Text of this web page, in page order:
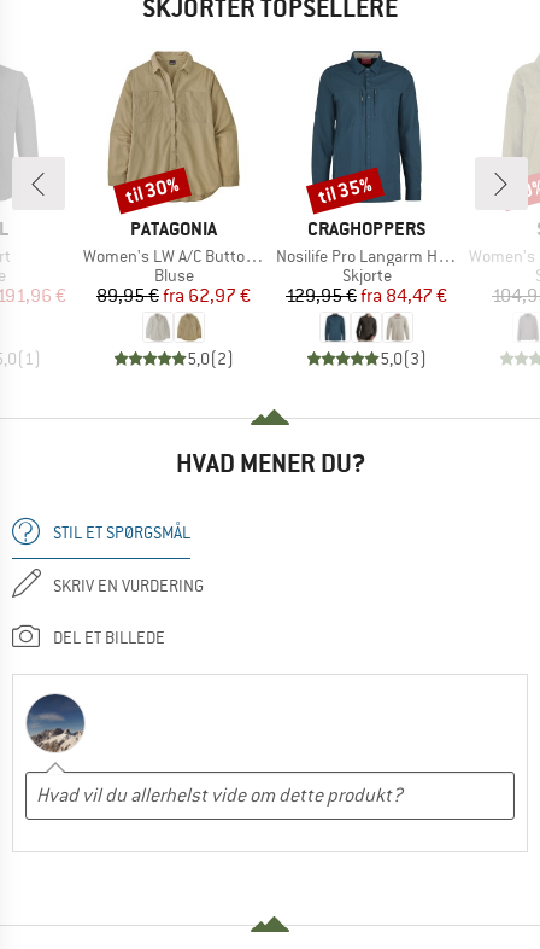
SKJORTER TOPSELLERE
pris
€
(1)
MÆRKE
PATAGONIA
Artikel
Women's LW A/C Buttondown
Produktgruppe
Bluse
Pris
89,95 € Nedsat pris
fra 62,97 €
5,0(2)
Rabat
til 30%
MÆRKE
CRAGHOPPERS
Artikel
Nosilife Pro Langarm Hemd V
Produktgruppe
Skjorte
Pris
129,95 € Nedsat pris
fra 84,47 €
5,0(3)
Rabat
til 35%
Artikel
Women's
HVAD MENER DU?
STIL ET SPØRGSMÅL
SKRIV EN VURDERING
DEL ET BILLEDE